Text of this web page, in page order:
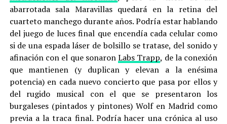
abarrotada sala Maravillas quedará en la retina del
cuarteto manchego durante años. Podría estar hablando
del juego de luces final que encendía cada celular como
si de una espada láser de bolsillo se tratase, del sonido y
afinación con el que sonaronLabs Trapp, de la conexión
que mantienen (y duplican y elevan a la enésima
potencia) en cada nuevo concierto que pasa por ellos y
del rugido musical con el que se presentaron los
burgaleses (pintados y pintones) Wolf en Madrid como
previa a la traca final. Podría hacer una crónica al uso